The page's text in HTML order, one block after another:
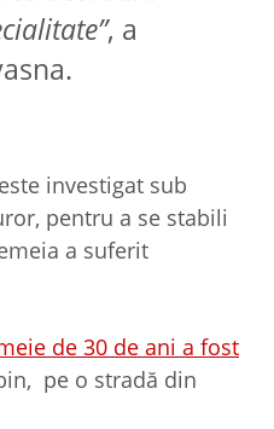
, a
investigat sub
pentru a se stabili
a suferit
de 30 de ani a fost
pe o stradă din